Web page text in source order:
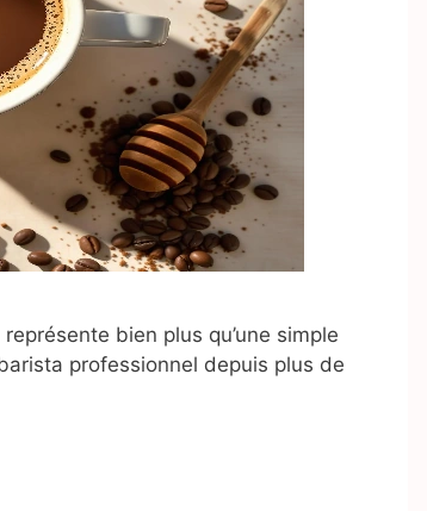
bien plus qu’une simple
professionnel depuis plus de